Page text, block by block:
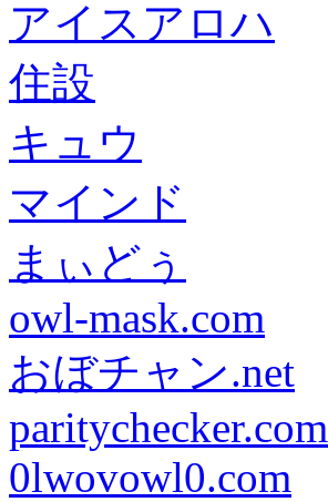
アイスアロハ
住設
キュウ
マインド
まぃどぅ
owl-mask.com
おぼチャン.net
paritychecker.com
0lwovowl0.com